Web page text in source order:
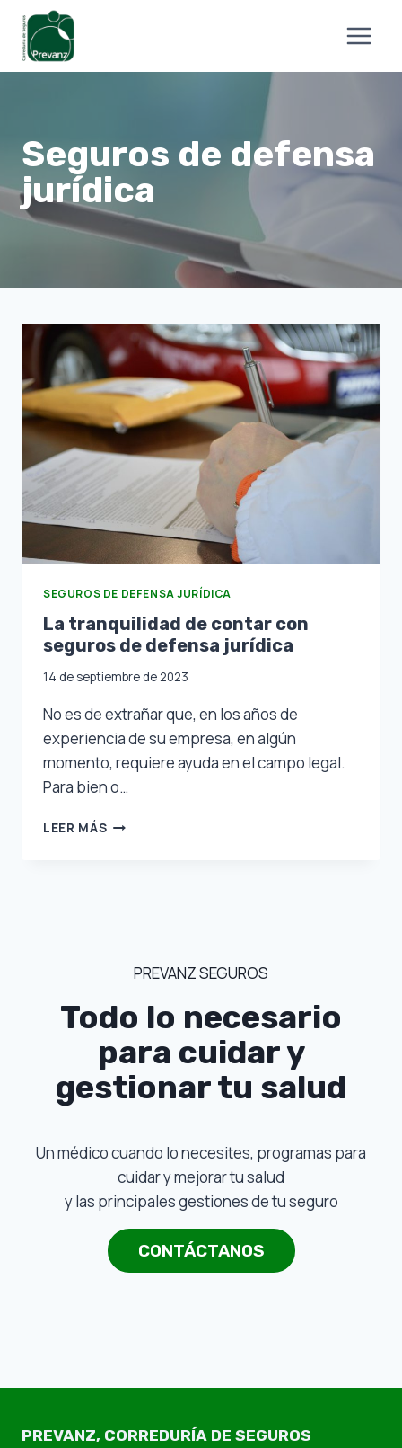
Saltar
contenido
Seguros de defensa
jurídica
SEGUROS DE DEFENSA JURÍDICA
La tranquilidad de contar con
seguros de defensa jurídica
14 de septiembre de 2023
No es de extrañar que, en los años de
experiencia de su empresa, en algún
momento, requiere ayuda en el campo legal.
Para bien o…
LEER MÁSLA
JURÍDICA
PREVANZ SEGUROS
Todo lo necesario
para cuidar y
gestionar tu salud
Un médico cuando lo necesites, programas para
cuidar y mejorar tu salud
y las principales gestiones de tu seguro
CONTÁCTANOS
PREVANZ, CORREDURÍA DE SEGUROS